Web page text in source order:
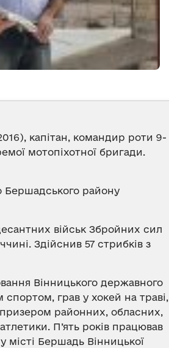
капітан, командир роти 9-
мотопіхотної бригади.
Бершадського району
військ Збройних сил
Здійснив 57 стрибків з
Вінницького державного
спортом, грав у хокей на траві,
районних, обласних,
П’ять років працював
Бершадь Вінницької